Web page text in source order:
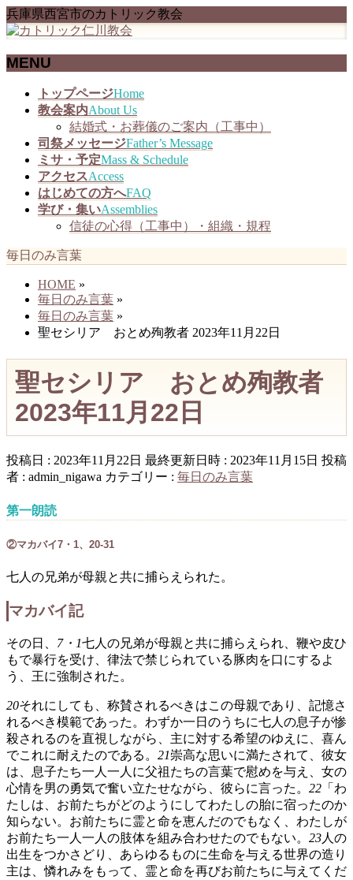
兵庫県西宮市のカトリック教会
MENU
トップページHome
教会案内About Us
結婚式・お葬儀のご案内（工事中）
司祭メッセージFather’s Message
ミサ・予定Mass & Schedule
アクセスAccess
はじめての方へFAQ
学び・集いAssemblies
信徒の心得（工事中）・組織・規程
毎日のみ言葉
HOME »
毎日のみ言葉 »
毎日のみ言葉 »
聖セシリア おとめ殉教者 2023年11月22日
聖セシリア おとめ殉教者
2023年11月22日
投稿日 : 2023年11月22日 最終更新日時 : 2023年11月15日 投稿
者 : admin_nigawa カテゴリー : 毎日のみ言葉
第一朗読
②マカバイ7・1、20-31
七人の兄弟が母親と共に捕らえられた。
マカバイ記
その日、 7・1七人の兄弟が母親と共に捕らえられ、鞭や皮ひ
もで暴行を受け、律法で禁じられている豚肉を口にするよ
う、王に強制された。
20それにしても、称賛されるべきはこの母親であり、記憶さ
れるべき模範であった。わずか一日のうちに七人の息子が惨
殺されるのを直視しながら、主に対する希望のゆえに、喜ん
でこれに耐えたのである。 21崇高な思いに満たされて、彼女
は、息子たち一人一人に父祖たちの言葉で慰めを与え、女の
心情を男の勇気で奮い立たせながら、彼らに言った。 22 「わ
たしは、お前たちがどのようにしてわたしの胎に宿ったのか
知らない。お前たちに霊と命を恵んだのでもなく、わたしが
お前たち一人一人の肢体を組み合わせたのでもない。 23人の
出生をつかさどり、あらゆるものに生命を与える世界の造り
主は、憐れみをもって、霊と命を再びお前たちに与えてくだ